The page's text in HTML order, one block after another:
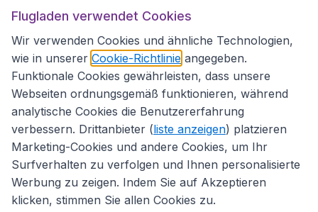
Flugladen.at
Internationale Webseiten
Flugladen verwendet Cookies
Wir verwenden Cookies und ähnliche Technologien,
wie in unserer Cookie-Richtlinie angegeben.
Funktionale Cookies gewährleisten, dass unsere
Webseiten ordnungsgemäß funktionieren, während
analytische Cookies die Benutzererfahrung
verbessern. Drittanbieter (liste anzeigen) platzieren
Marketing-Cookies und andere Cookies, um Ihr
Surfverhalten zu verfolgen und Ihnen personalisierte
Werbung zu zeigen. Indem Sie auf Akzeptieren
klicken, stimmen Sie allen Cookies zu.